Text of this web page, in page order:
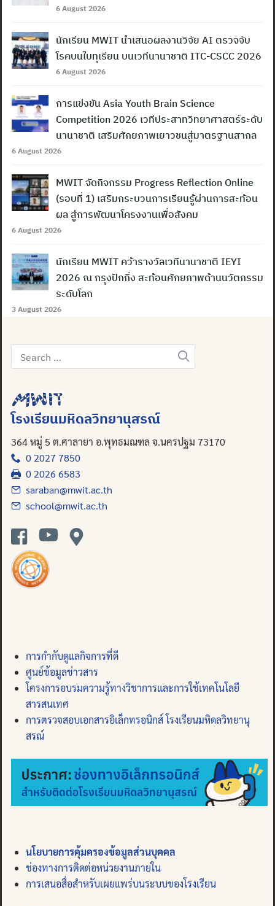
Search
for:
6 August 2026
นักเรียน MWIT นำเสนอผลงานวิจัย AI ตรวจจับ
โรคบนใบทุเรียน บนเวทีนานาชาติ ITC-CSCC 2026
6 August 2026
การแข่งขัน Asia Youth Brain Science
Competition 2026 เวทีประสาทวิทยาศาสตร์ระดับ
นานาชาติ เสริมศักยภาพเยาวชนสู่มาตรฐานสากล
6 August 2026
MWIT จัดกิจกรรม Progress Reflection Online
(รอบที่ 1) เสริมกระบวนการเรียนรู้ผ่านการสะท้อน
ผล สู่การพัฒนาโครงงานเพื่อสังคม
6 August 2026
นักเรียน MWIT คว้ารางวัลเวทีนานาชาติ IEYI
2026 ณ กรุงปักกิ่ง สะท้อนศักยภาพด้านนวัตกรรม
ระดับโลก
3 August 2026
Search
for:
โรงเรียนมหิดลวิทยานุสรณ์
364 หมู่ 5 ต.ศาลายา อ.พุทธมณฑล จ.นครปฐม 73170
0 2027 7850
0 2026 6583
saraban@mwit.ac.th
school@mwit.ac.th
การกำกับดูแลกิจการที่ดี
ศูนย์ข้อมูลข่าวสาร
โครงการอบรมความรู้ทางวิชาการและการใช้เทคโนโลยี
สารสนเทศ
การตรวจสอบเอกสารอิเล็กทรอนิกส์ โรงเรียนมหิดลวิทยานุ
สรณ์
นโยบายการคุ้มครองข้อมูลส่วนบุคคล
ช่องทางการติดต่อหน่วยงานภายใน
การเสนอสื่อสำหรับเผยแพร่บนระบบของโรงเรียน